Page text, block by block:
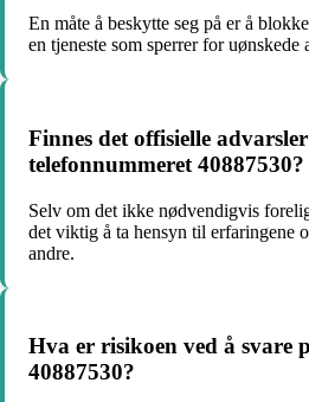
En måte å beskytte seg på er å
en tjeneste som sperrer for uønskede
Finnes det offisielle
telefonnummeret 40887530?
Selv om det ikke nødvendigvis
det viktig å ta hensyn til erfaringene
andre.
Hva er risikoen ved å svare
40887530?